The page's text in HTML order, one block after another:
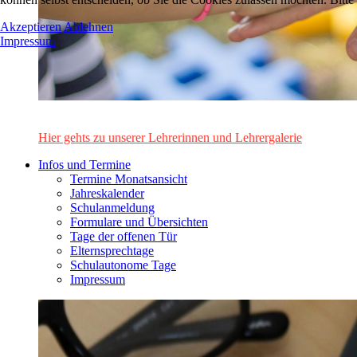
Hier gehts zu unserer Lehrerinnen und Lehrergalerie
Infos und Termine
Termine Monatsansicht
Jahreskalender
Schulanmeldung
Formulare und Übersichten
Tage der offenen Tür
Elternsprechtage
Schulautonome Tage
Impressum
AkzeptierenAblehnen
Impressum